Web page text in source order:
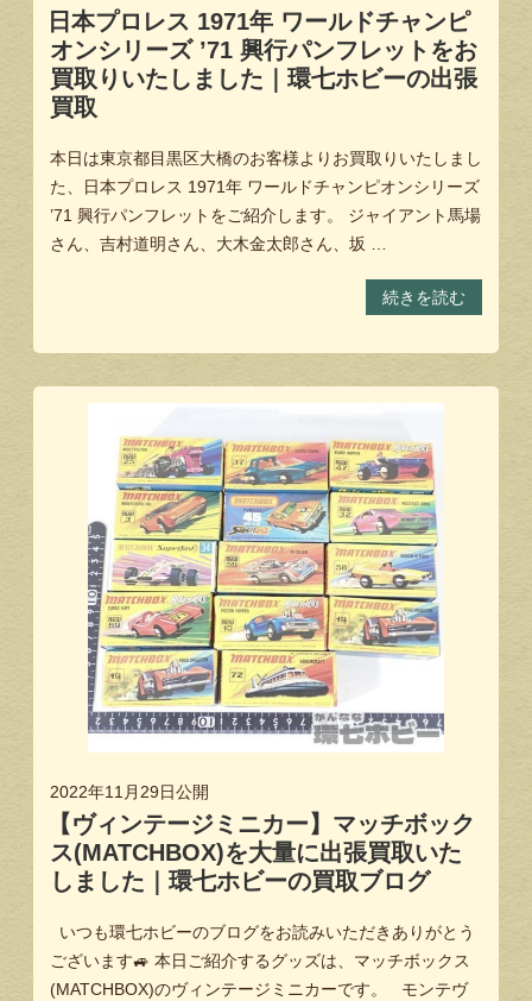
日本プロレス 1971年 ワールドチャンピ
オンシリーズ ’71 興行パンフレットをお
買取りいたしました｜環七ホビーの出張
買取
本日は東京都目黒区大橋のお客様よりお買取りいたしまし
た、日本プロレス 1971年 ワールドチャンピオンシリーズ
’71 興行パンフレットをご紹介します。 ジャイアント馬場
さん、吉村道明さん、大木金太郎さん、坂 …
続きを読む
2022年11月29日公開
【ヴィンテージミニカー】マッチボック
ス(MATCHBOX)を大量に出張買取いた
しました｜環七ホビーの買取ブログ
いつも環七ホビーのブログをお読みいただきありがとう
ございます🚙 本日ご紹介するグッズは、マッチボックス
(MATCHBOX)のヴィンテージミニカーです。 モンテヴ